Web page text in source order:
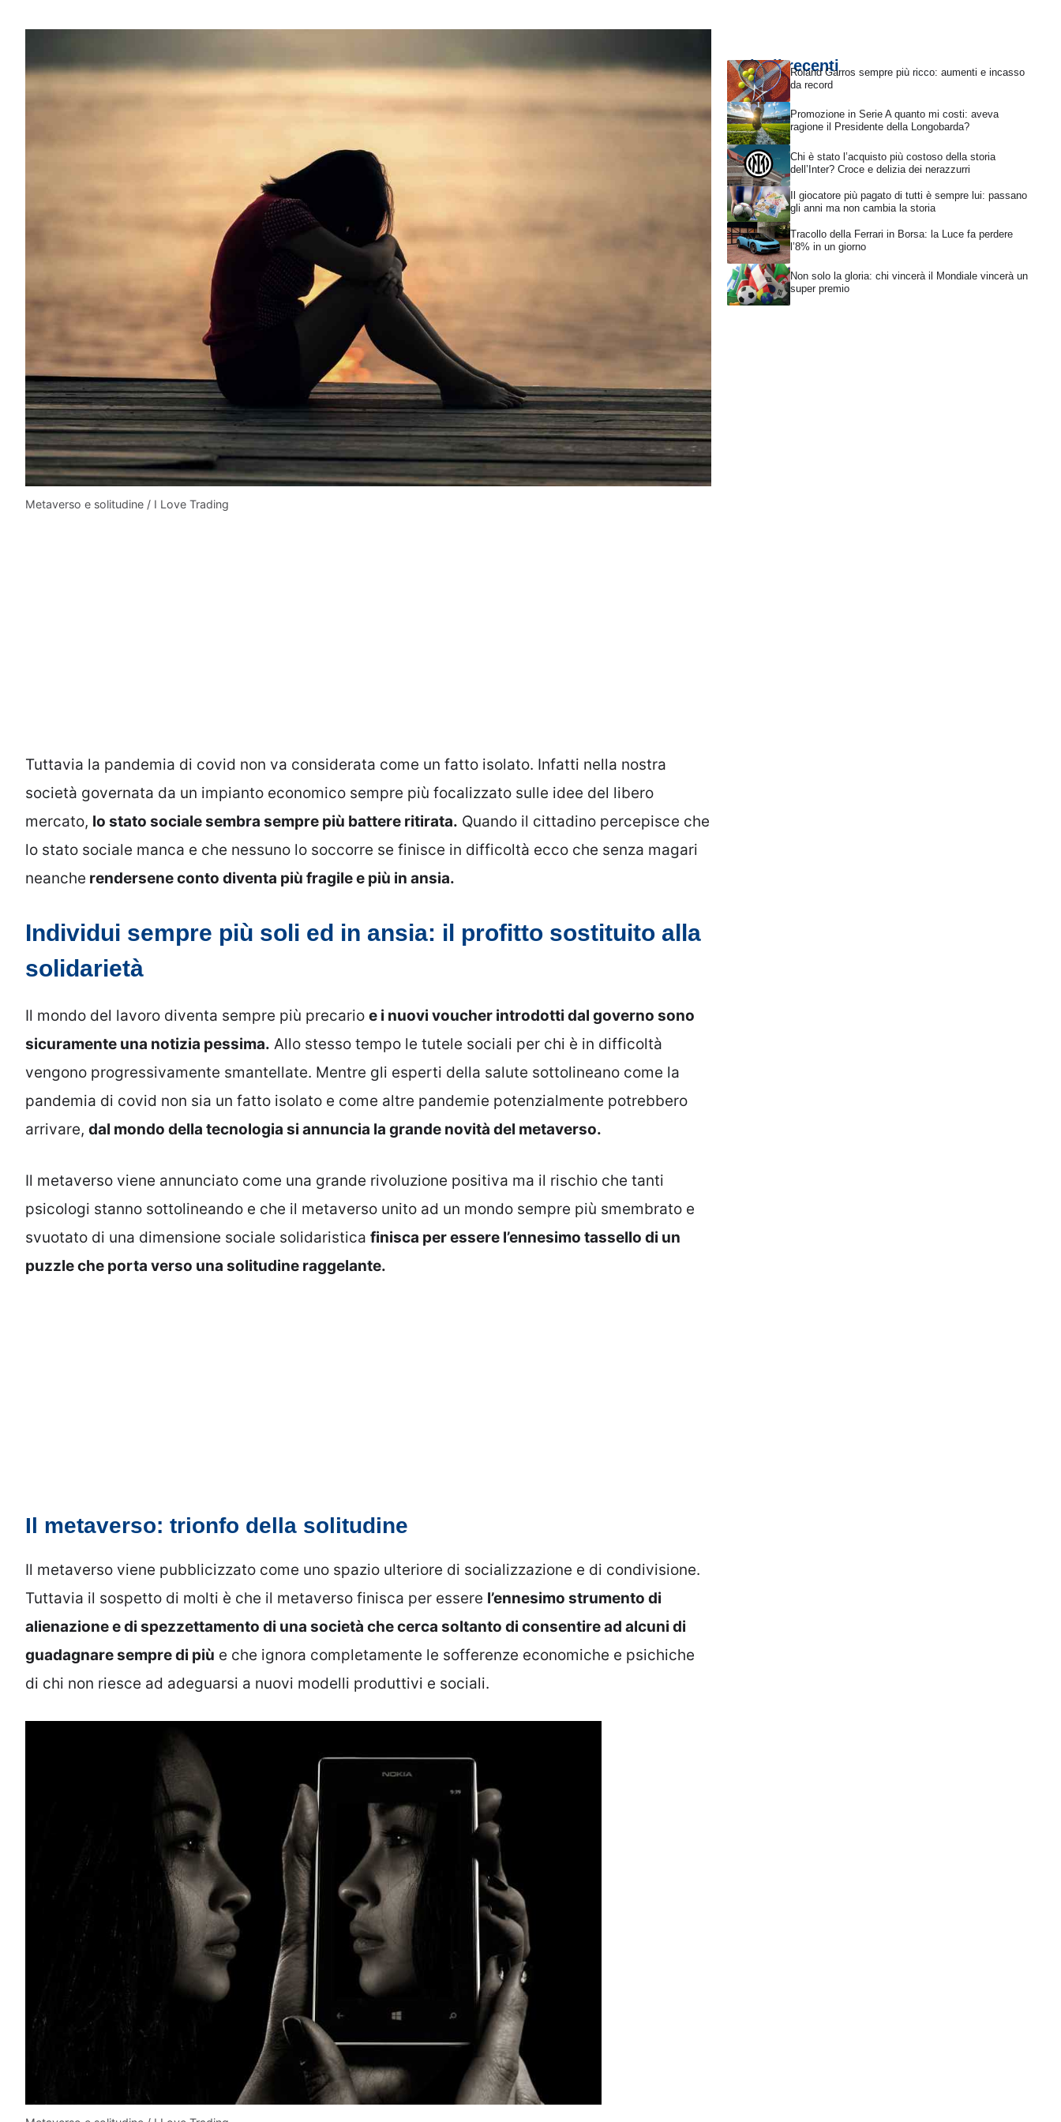
Metaverso e solitudine / I Love Trading
Tuttavia la pandemia di covid non va considerata come un fatto isolato. Infatti nella nostra
società governata da un impianto economico sempre più focalizzato sulle idee del libero
mercato, lo stato sociale sembra sempre più battere ritirata. Quando il cittadino percepisce che
lo stato sociale manca e che nessuno lo soccorre se finisce in difficoltà ecco che senza magari
neanche rendersene conto diventa più fragile e più in ansia.
Individui sempre più soli ed in ansia: il profitto sostituito alla
solidarietà
Il mondo del lavoro diventa sempre più precario e i nuovi voucher introdotti dal governo sono
sicuramente una notizia pessima. Allo stesso tempo le tutele sociali per chi è in difficoltà
vengono progressivamente smantellate. Mentre gli esperti della salute sottolineano come la
pandemia di covid non sia un fatto isolato e come altre pandemie potenzialmente potrebbero
arrivare, dal mondo della tecnologia si annuncia la grande novità del metaverso.
Il metaverso viene annunciato come una grande rivoluzione positiva ma il rischio che tanti
psicologi stanno sottolineando e che il metaverso unito ad un mondo sempre più smembrato e
svuotato di una dimensione sociale solidaristica finisca per essere l’ennesimo tassello di un
puzzle che porta verso una solitudine raggelante.
Il metaverso: trionfo della solitudine
Il metaverso viene pubblicizzato come uno spazio ulteriore di socializzazione e di condivisione.
Tuttavia il sospetto di molti è che il metaverso finisca per essere l’ennesimo strumento di
alienazione e di spezzettamento di una società che cerca soltanto di consentire ad alcuni di
guadagnare sempre di più e che ignora completamente le sofferenze economiche e psichiche
di chi non riesce ad adeguarsi a nuovi modelli produttivi e sociali.
Articoli recentiRoland Garros sempre più ricco: aumenti e incasso
da record
Promozione in Serie A quanto mi costi: aveva
ragione il Presidente della Longobarda?
Chi è stato l’acquisto più costoso della storia
dell’Inter? Croce e delizia dei nerazzurri
Il giocatore più pagato di tutti è sempre lui: passano
gli anni ma non cambia la storia
Tracollo della Ferrari in Borsa: la Luce fa perdere
l’8% in un giorno
Non solo la gloria: chi vincerà il Mondiale vincerà un
super premio